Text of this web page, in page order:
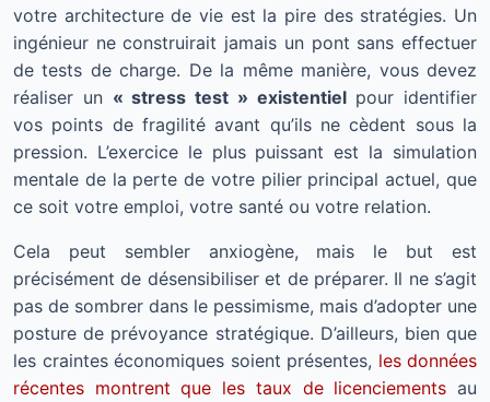
votre architecture de vie est la pire des stratégies. Un
ingénieur ne construirait jamais un pont sans effectuer
de tests de charge. De la même manière, vous devez
réaliser un « stress test » existentielpour identifier
vos points de fragilité avant qu’ils ne cèdent sous la
pression. L’exercice le plus puissant est la simulation
mentale de la perte de votre pilier principal actuel, que
ce soit votre emploi, votre santé ou votre relation.
Cela peut sembler anxiogène, mais le but est
précisément de désensibiliser et de préparer. Il ne s’agit
pas de sombrer dans le pessimisme, mais d’adopter une
posture de prévoyance stratégique. D’ailleurs, bien que
les craintes économiques soient présentes, les données
récentes montrent que les taux de licenciements au